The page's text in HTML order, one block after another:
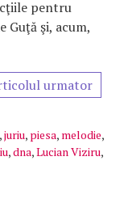
pentru
Guţă şi, acum,
urmator
,juriu, piesa, melodie,
,dna,Lucian Viziru,